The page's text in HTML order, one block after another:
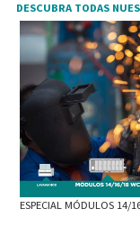
DESCUBRA TODAS
ESPECIAL MÓDULOS 14/